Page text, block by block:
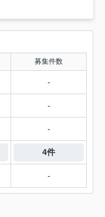
募集件数
-
-
-
4件
-